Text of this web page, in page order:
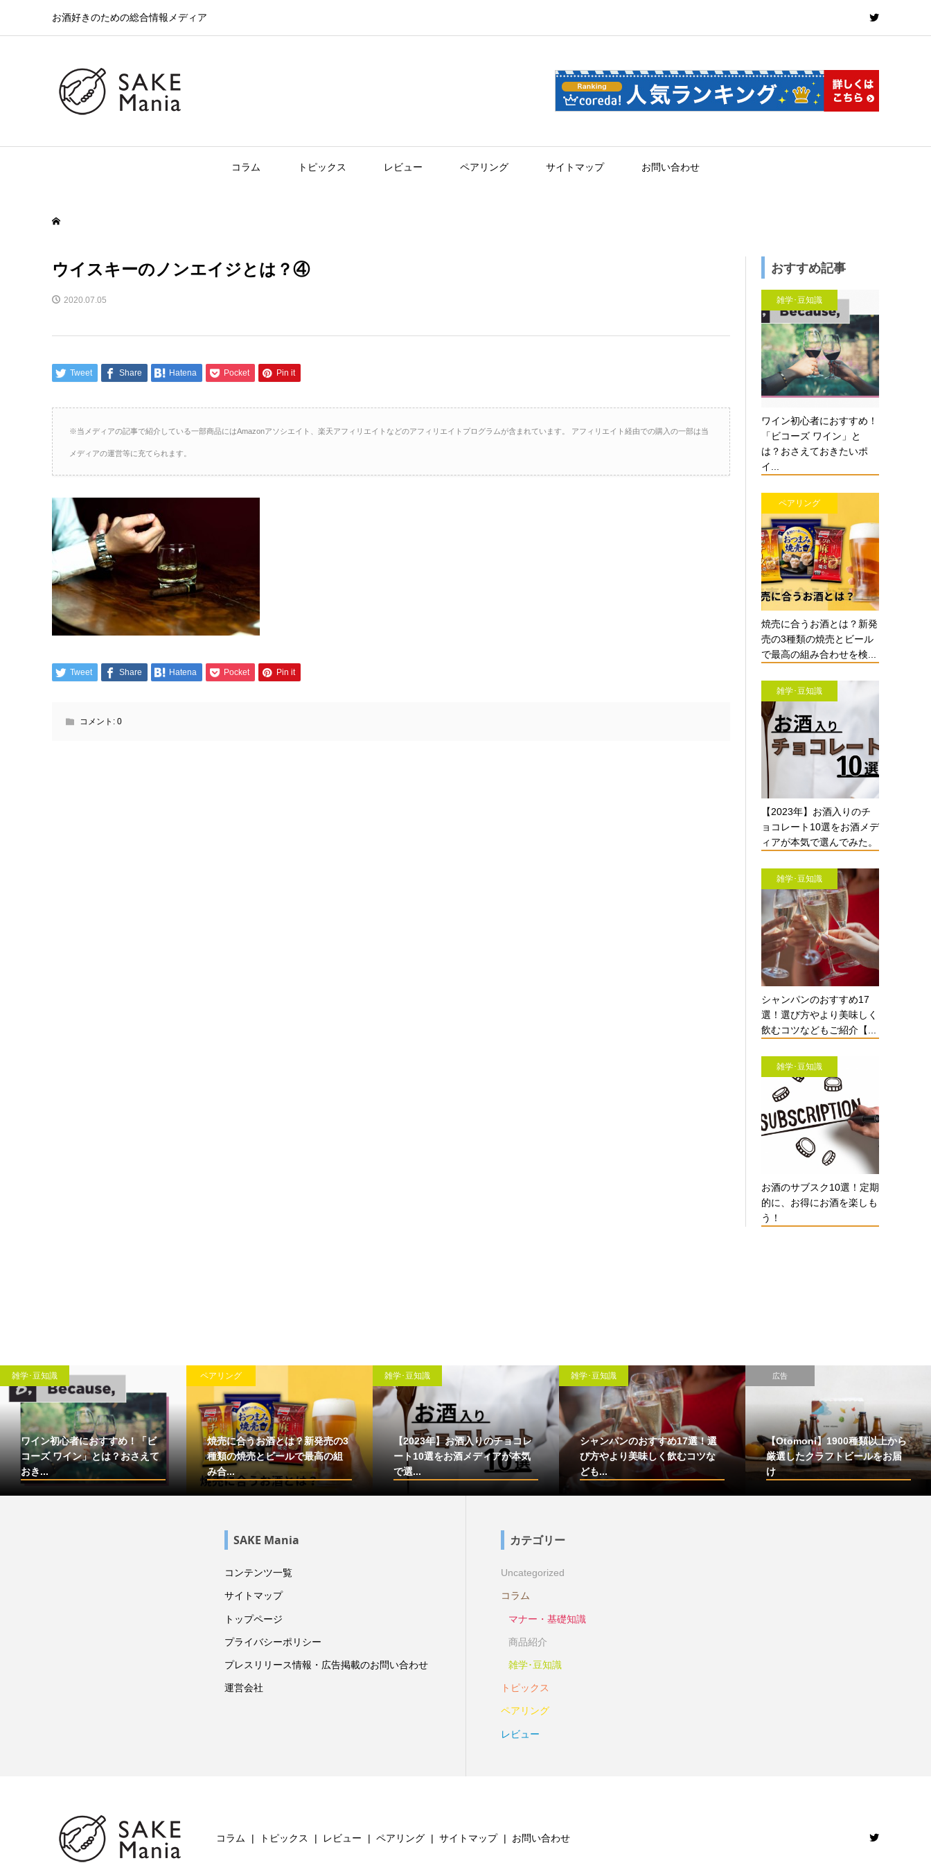
お酒好きのための総合情報メディア
コラム トピックス レビュー ペアリング サイトマップ お問い合わせ
ウイスキーのノンエイジとは？④
2020.07.05
Tweet Share Hatena Pocket Pin it
※当メディアの記事で紹介している一部商品にはAmazonアソシエイト、楽天アフィリエイトなどのアフィリエイトプログラムが含まれています。 アフィリエイト経由での購入の一部は当
メディアの運営等に充てられます。
Tweet Share Hatena Pocket Pin it
コメント: 0
おすすめ記事
雑学･豆知識
ワイン初心者におすすめ！
「ビコーズ ワイン」と
は？おさえておきたいポ
イ...
ペアリング
焼売に合うお酒とは？新発
売の3種類の焼売とビール
で最高の組み合わせを検...
雑学･豆知識
【2023年】お酒入りのチ
ョコレート10選をお酒メデ
ィアが本気で選んでみた。
雑学･豆知識
シャンパンのおすすめ17
選！選び方やより美味しく
飲むコツなどもご紹介【...
雑学･豆知識
お酒のサブスク10選！定期
的に、お得にお酒を楽しも
う！
雑学･豆知識
ワイン初心者におすすめ！「ビ
コーズ ワイン」とは？おさえて
おき...
ペアリング
焼売に合うお酒とは？新発売の3
種類の焼売とビールで最高の組
み合...
雑学･豆知識
【2023年】お酒入りのチョコレ
ート10選をお酒メディアが本気
で選...
雑学･豆知識
シャンパンのおすすめ17選！選
び方やより美味しく飲むコツな
ども...
広告
【Otomoni】1900種類以上から
厳選したクラフトビールをお届
け
SAKE Mania
コンテンツ一覧
サイトマップ
トップページ
プライバシーポリシー
プレスリリース情報・広告掲載のお問い合わせ
運営会社
カテゴリー
Uncategorized
コラム
マナー・基礎知識
商品紹介
雑学･豆知識
トピックス
ペアリング
レビュー
コラム トピックス レビュー ペアリング サイトマップ お問い合わせ